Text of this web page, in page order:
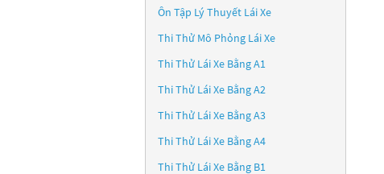
Ôn Tập Lý Thuyết Lái Xe
Thi Thử Mô Phỏng Lái Xe
Thi Thử Lái Xe Bằng A1
Thi Thử Lái Xe Bằng A2
Thi Thử Lái Xe Bằng A3
Thi Thử Lái Xe Bằng A4
Thi Thử Lái Xe Bằng B1